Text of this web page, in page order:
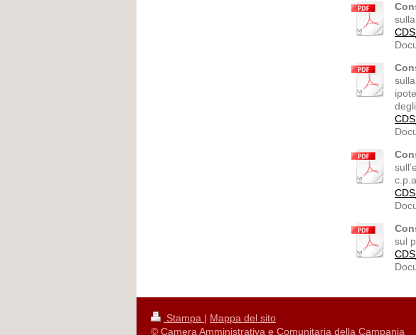
sul
Stampa | Mappa del sito
© Camera Amministrativa e Comunitaria della Campania